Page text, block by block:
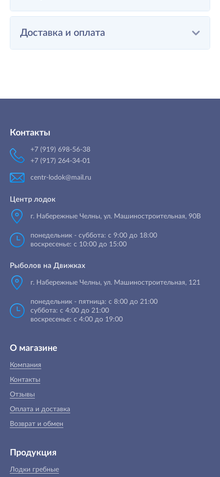
Доставка и оплата
Контакты
+7 (919) 698-56-38
+7 (917) 264-34-01
centr-lodok@mail.ru
Центр лодок
г. Набережные Челны, ул. Машиностроительная, 90B
понедельник - суббота: с 9:00 до 18:00
воскресенье: с 10:00 до 15:00
Рыболов на Движках
г. Набережные Челны, ул. Машиностроительная, 121
понедельник - пятница: с 8:00 до 21:00
суббота: с 4:00 до 21:00
воскресенье: с 4:00 до 19:00
О магазине
Компания
Контакты
Отзывы
Оплата и доставка
Возврат и обмен
Продукция
Лодки гребные